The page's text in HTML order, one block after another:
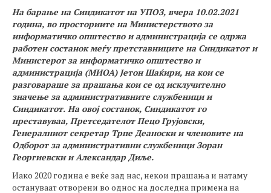
На барање на Синдикатот на УПОЗ, вчера 10.02.2021
година, во просториите на Министерството за
информатичко општество и администрација се одржа
работен состанок меѓу претставниците на Синдикатот и
Министерот за информатичко општество и
администрација (МИОА) Јетон Шаќири, на кои се
разговараше за прашања кои се од исклучително
значење за административните службеници и
Синдикатот. На овој состанок, Синдикатот го
преставуваа, Претседателот Пецо Грујовски,
Генералниот секретар Трпе Деаноски и членовите на
Одборот за административни службеници Зоран
Георгиевски и Александар Диље.
Иако 2020 година е веќе зад нас, некои прашања и натаму
остануваат отворени во однос на доследна примена на